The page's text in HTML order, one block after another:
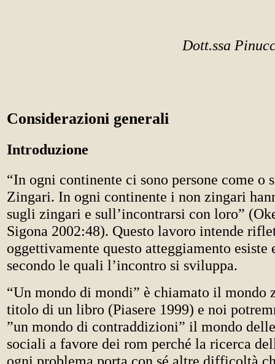
Dott.ssa
Considerazioni generali
Introduzione
“In ogni continente ci sono persone come o
Zingari. In ogni continente i non zingari
sugli zingari e sull’incontrarsi con loro”
Sigona 2002:48). Questo lavoro intende
oggettivamente questo atteggiamento esiste
secondo le quali l’incontro si sviluppa.
“Un mondo di mondi” è chiamato il mondo
titolo di un libro (Piasere 1999) e noi
”un mondo di contraddizioni” il mondo
sociali a favore dei rom perché la ricerca